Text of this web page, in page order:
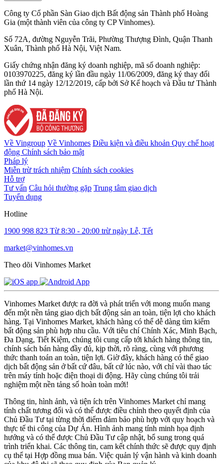
Công ty Cổ phần Sàn Giao dịch Bất động sản Thành phố Hoàng
Gia (một thành viên của công ty CP Vinhomes).
Số 72A, đường Nguyễn Trãi, Phường Thượng Đình, Quận Thanh
Xuân, Thành phố Hà Nội, Việt Nam.
Giấy chứng nhận đăng ký doanh nghiệp, mã số doanh nghiệp:
0103970225, đăng ký lần đầu ngày 11/06/2009, đăng ký thay đổi
lần thứ 14 ngày 12/12/2019, cấp bởi Sở Kế hoạch và Đầu tư Thành
phố Hà Nội.
Về Vingroup Về Vinhomes Điều kiện và điều khoản Quy chế hoạt
động Chính sách bảo mật
Pháp lý
Miễn trừ trách nhiệm Chính sách cookies
Hỗ trợ
Tư vấn Câu hỏi thường gặp Trung tâm giao dịch
Tuyển dụng
Hotline
1900 998 823 Từ 8:30 - 20:00 trừ ngày Lễ, Tết
market@vinhomes.vn
Theo dõi Vinhomes Market
Vinhomes Market được ra đời và phát triển với mong muốn mang
đến một nền tảng giao dịch bất động sản an toàn, tiện lợi cho khách
hàng. Tại Vinhomes Market, khách hàng có thể dễ dàng tìm kiếm
bất động sản phù hợp nhu cầu. Với tiêu chí Chính Xác, Minh Bạch,
Đa Dạng, Tiết Kiệm, chúng tôi cung cấp tới khách hàng thông tin,
chính sách bán hàng đầy đủ, kịp thời, rõ ràng, cùng với phương
thức thanh toán an toàn, tiện lợi. Giờ đây, khách hàng có thể giao
dịch bất động sản ở bất cứ đâu, bất cứ lúc nào, với chỉ vài thao tác
trên máy tính hoặc điện thoại di động. Hãy cùng chúng tôi trải
nghiệm một nền tảng số hoàn toàn mới!
Thông tin, hình ảnh, và tiện ích trên Vinhomes Market chỉ mang
tính chất tương đối và có thể được điều chỉnh theo quyết định của
Chủ Đầu Tư tại từng thời điểm đảm bảo phù hợp với quy hoạch và
thực tế thi công của Dự Án. Hình ảnh mang tính minh họa định
hướng và có thể được Chủ Đầu Tư cập nhật, bổ sung trong quá
trình triển khai. Các thông tin, cam kết chính thức sẽ được quy định
cụ thể tại Hợp đồng mua bán. Việc quản lý vận hành và kinh doanh